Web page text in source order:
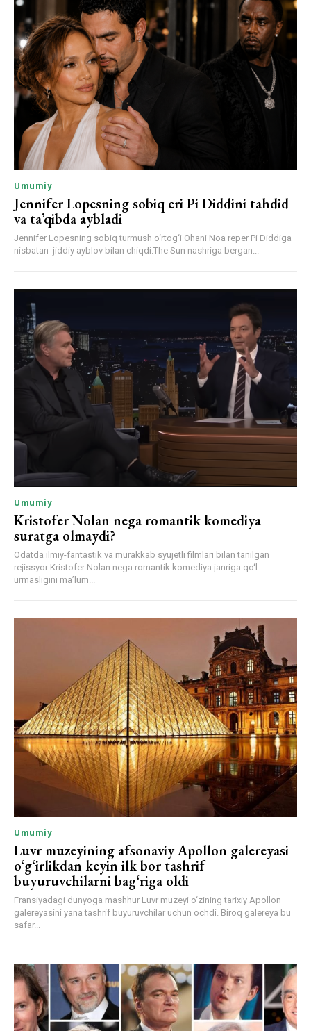
Umumiy
Jennifer Lopesning sobiq eri Pi Diddini tahdid
va ta’qibda aybladi
Jennifer Lopesning sobiq turmush o‘rtog‘i Ohani Noa reper Pi Diddiga
nisbatan jiddiy ayblov bilan chiqdi.The Sun nashriga bergan...
Umumiy
Kristofer Nolan nega romantik komediya
suratga olmaydi?
Odatda ilmiy-fantastik va murakkab syujetli filmlari bilan tanilgan
rejissyor Kristofer Nolan nega romantik komediya janriga qo‘l
urmasligini ma’lum...
Umumiy
Luvr muzeyining afsonaviy Apollon galereyasi
o‘g‘irlikdan keyin ilk bor tashrif
buyuruvchilarni bag‘riga oldi
Fransiyadagi dunyoga mashhur Luvr muzeyi o‘zining tarixiy Apollon
galereyasini yana tashrif buyuruvchilar uchun ochdi. Biroq galereya bu
safar...